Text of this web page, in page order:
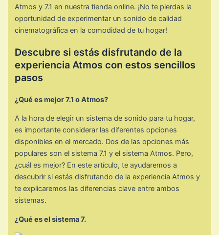
Atmos y 7.1 en nuestra tienda online. ¡No te pierdas la
oportunidad de experimentar un sonido de calidad
cinematográfica en la comodidad de tu hogar!
Descubre si estás disfrutando de la
experiencia Atmos con estos sencillos
pasos
¿Qué es mejor 7.1 o Atmos?
A la hora de elegir un sistema de sonido para tu hogar,
es importante considerar las diferentes opciones
disponibles en el mercado. Dos de las opciones más
populares son el sistema 7.1 y el sistema Atmos. Pero,
¿cuál es mejor? En este artículo, te ayudaremos a
descubrir si estás disfrutando de la experiencia Atmos y
te explicaremos las diferencias clave entre ambos
sistemas.
¿Qué es el sistema 7.